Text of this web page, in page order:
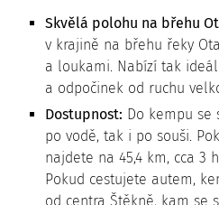
Skvělá polohu na břehu
v krajině na břehu řeky
a loukami. Nabízí tak
a odpočinek od ruchu
Dostupnost: Do kempu se
po vodě, tak i po souši.
najdete na 45,4 km, cca 3
Pokud cestujete autem,
od centra Štěkně, kam se